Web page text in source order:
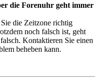
die Forenuhr geht immer
die Zeitzone richtig
noch falsch ist, geht
Kontaktieren Sie einen
beheben kann.